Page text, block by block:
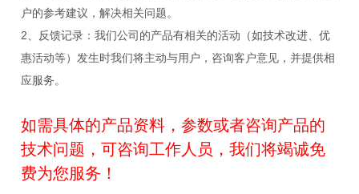
户的参考建议，解决相关问题。
2、反馈记录：我们公司的产品有相关的活动（如技术改进、优
惠活动等）发生时我们将主动与用户，咨询客户意见，并提供相
应服务。
如需具体的产品资料，参数或者咨询产品的
技术问题，可咨询工作人员，我们将竭诚免
费为您服务！